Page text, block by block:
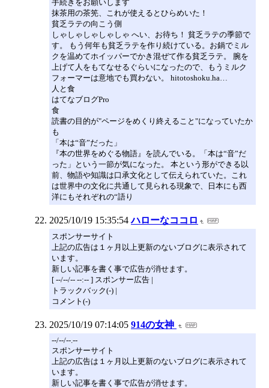
手続きをお願いします
抹茶用の茶筅、これが使えるとひらめいた！
貧乏ラテの向こう側
しゃしゃしゃしゃしゃ へい、お待ち！ 貧乏ラテの季節で
す。 もう何年も貧乏ラテを作り続けている。お鍋でミル
クを温めてホイッパーでかき混ぜて作る貧乏ラテ。 腕を
上げて人をもてなせるぐらいになったので、もうミルク
フォーマーは意地でも買わない。 hitotoshoku.ha…
人と食
はてなブログPro
食
読書の目的が"ページをめくり終えること"になっていたか
も
「本は“音”だった」
『本の世界をめぐる物語』を読んでいる。「本は“音”だ
った」という一節が気になった。 本という形ができる以
前、物語や知識は口承文化として伝えられていた。これ
は世界中の文化に共通して見られる現象で、日本にも西
洋にもそれぞれの“語り
2025/10/19 15:35:54 ハローなココロ
スポンサーサイト
上記の広告は１ヶ月以上更新のないブログに表示されて
います。
新しい記事を書く事で広告が消せます。
[ --/--/-- --:-- ] スポンサー広告 |
トラックバック(-) |
コメント(-)
2025/10/19 07:14:05 914の女神
--/--/--.--
スポンサーサイト
上記の広告は１ヶ月以上更新のないブログに表示されて
います。
新しい記事を書く事で広告が消せます。